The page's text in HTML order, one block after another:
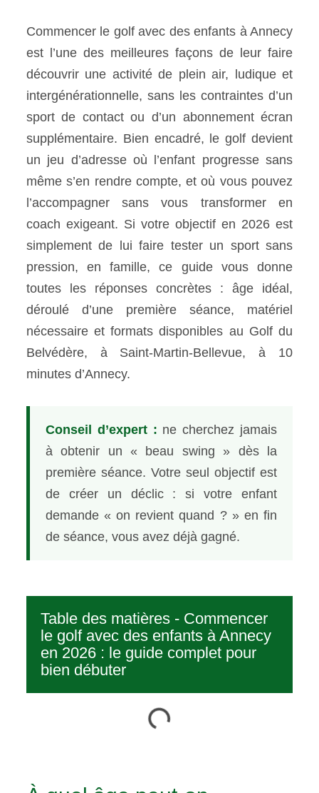
Commencer le golf avec des enfants à Annecy
est l’une des meilleures façons de leur faire
découvrir une activité de plein air, ludique et
intergénérationnelle, sans les contraintes d’un
sport de contact ou d’un abonnement écran
supplémentaire. Bien encadré, le golf devient
un jeu d’adresse où l’enfant progresse sans
même s’en rendre compte, et où vous pouvez
l’accompagner sans vous transformer en
coach exigeant. Si votre objectif en 2026 est
simplement de lui faire tester un sport sans
pression, en famille, ce guide vous donne
toutes les réponses concrètes : âge idéal,
déroulé d’une première séance, matériel
nécessaire et formats disponibles au Golf du
Belvédère, à Saint-Martin-Bellevue, à 10
minutes d’Annecy.
Conseil d’expert : ne cherchez jamais
à obtenir un « beau swing » dès la
première séance. Votre seul objectif est
de créer un déclic : si votre enfant
demande « on revient quand ? » en fin
de séance, vous avez déjà gagné.
Table des matières - Commencer
le golf avec des enfants à Annecy
en 2026 : le guide complet pour
bien débuter